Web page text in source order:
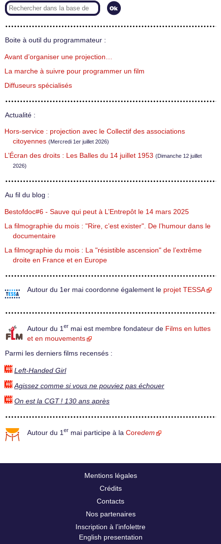
Boite à outil du programmateur :
Avant d’organiser une projection…
La marche à suivre pour programmer un film
Diffuseurs spécialisés
Actualité :
Hors-service : projection avec le Collectif des associations
citoyennes (Mercredi 1er juillet 2026)
L’Écran des droits : Les Balles du 14 juillet 1953 (Dimanche 12 juillet
2026)
Au fil du blog :
Bestofdoc#6 - Sauve qui peut à L’Entrepôt le 14 mars 2025
La filmographie du mois : "Rire, c’est exister". De l’humour dans le
documentaire
La filmographie du mois : La "résistible ascension" de l’extrême
droite en France et en Europe
Autour du 1er mai coordonne également le projet TESSA
Autour du 1 er mai est membre fondateur de Films en luttes
et en mouvements
Parmi les derniers films recensés :
Left-Handed Girl
Agissez comme si vous ne pouviez pas échouer
On est la CGT ! 130 ans après
Autour du 1 er mai participe à la Coredem
Mentions légales
Crédits
Contacts
Nos partenaires
Inscription à l’infolettre
English presentation